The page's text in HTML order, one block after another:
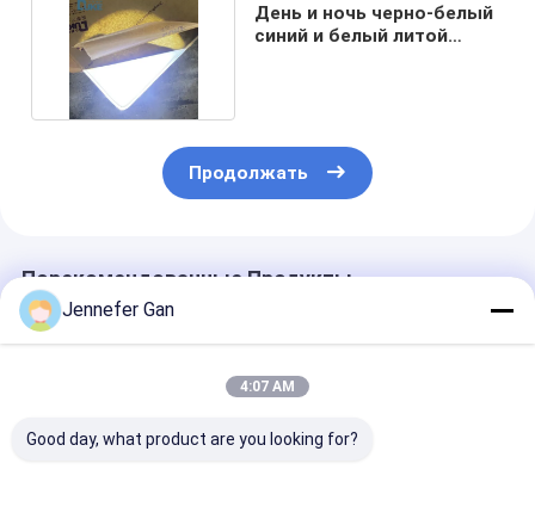
День и ночь черно-белый
синий и белый литой
Продолжать
Порекомендованные Продукты
Jennefer Gan
4:07 AM
Good day, what product are you looking for?